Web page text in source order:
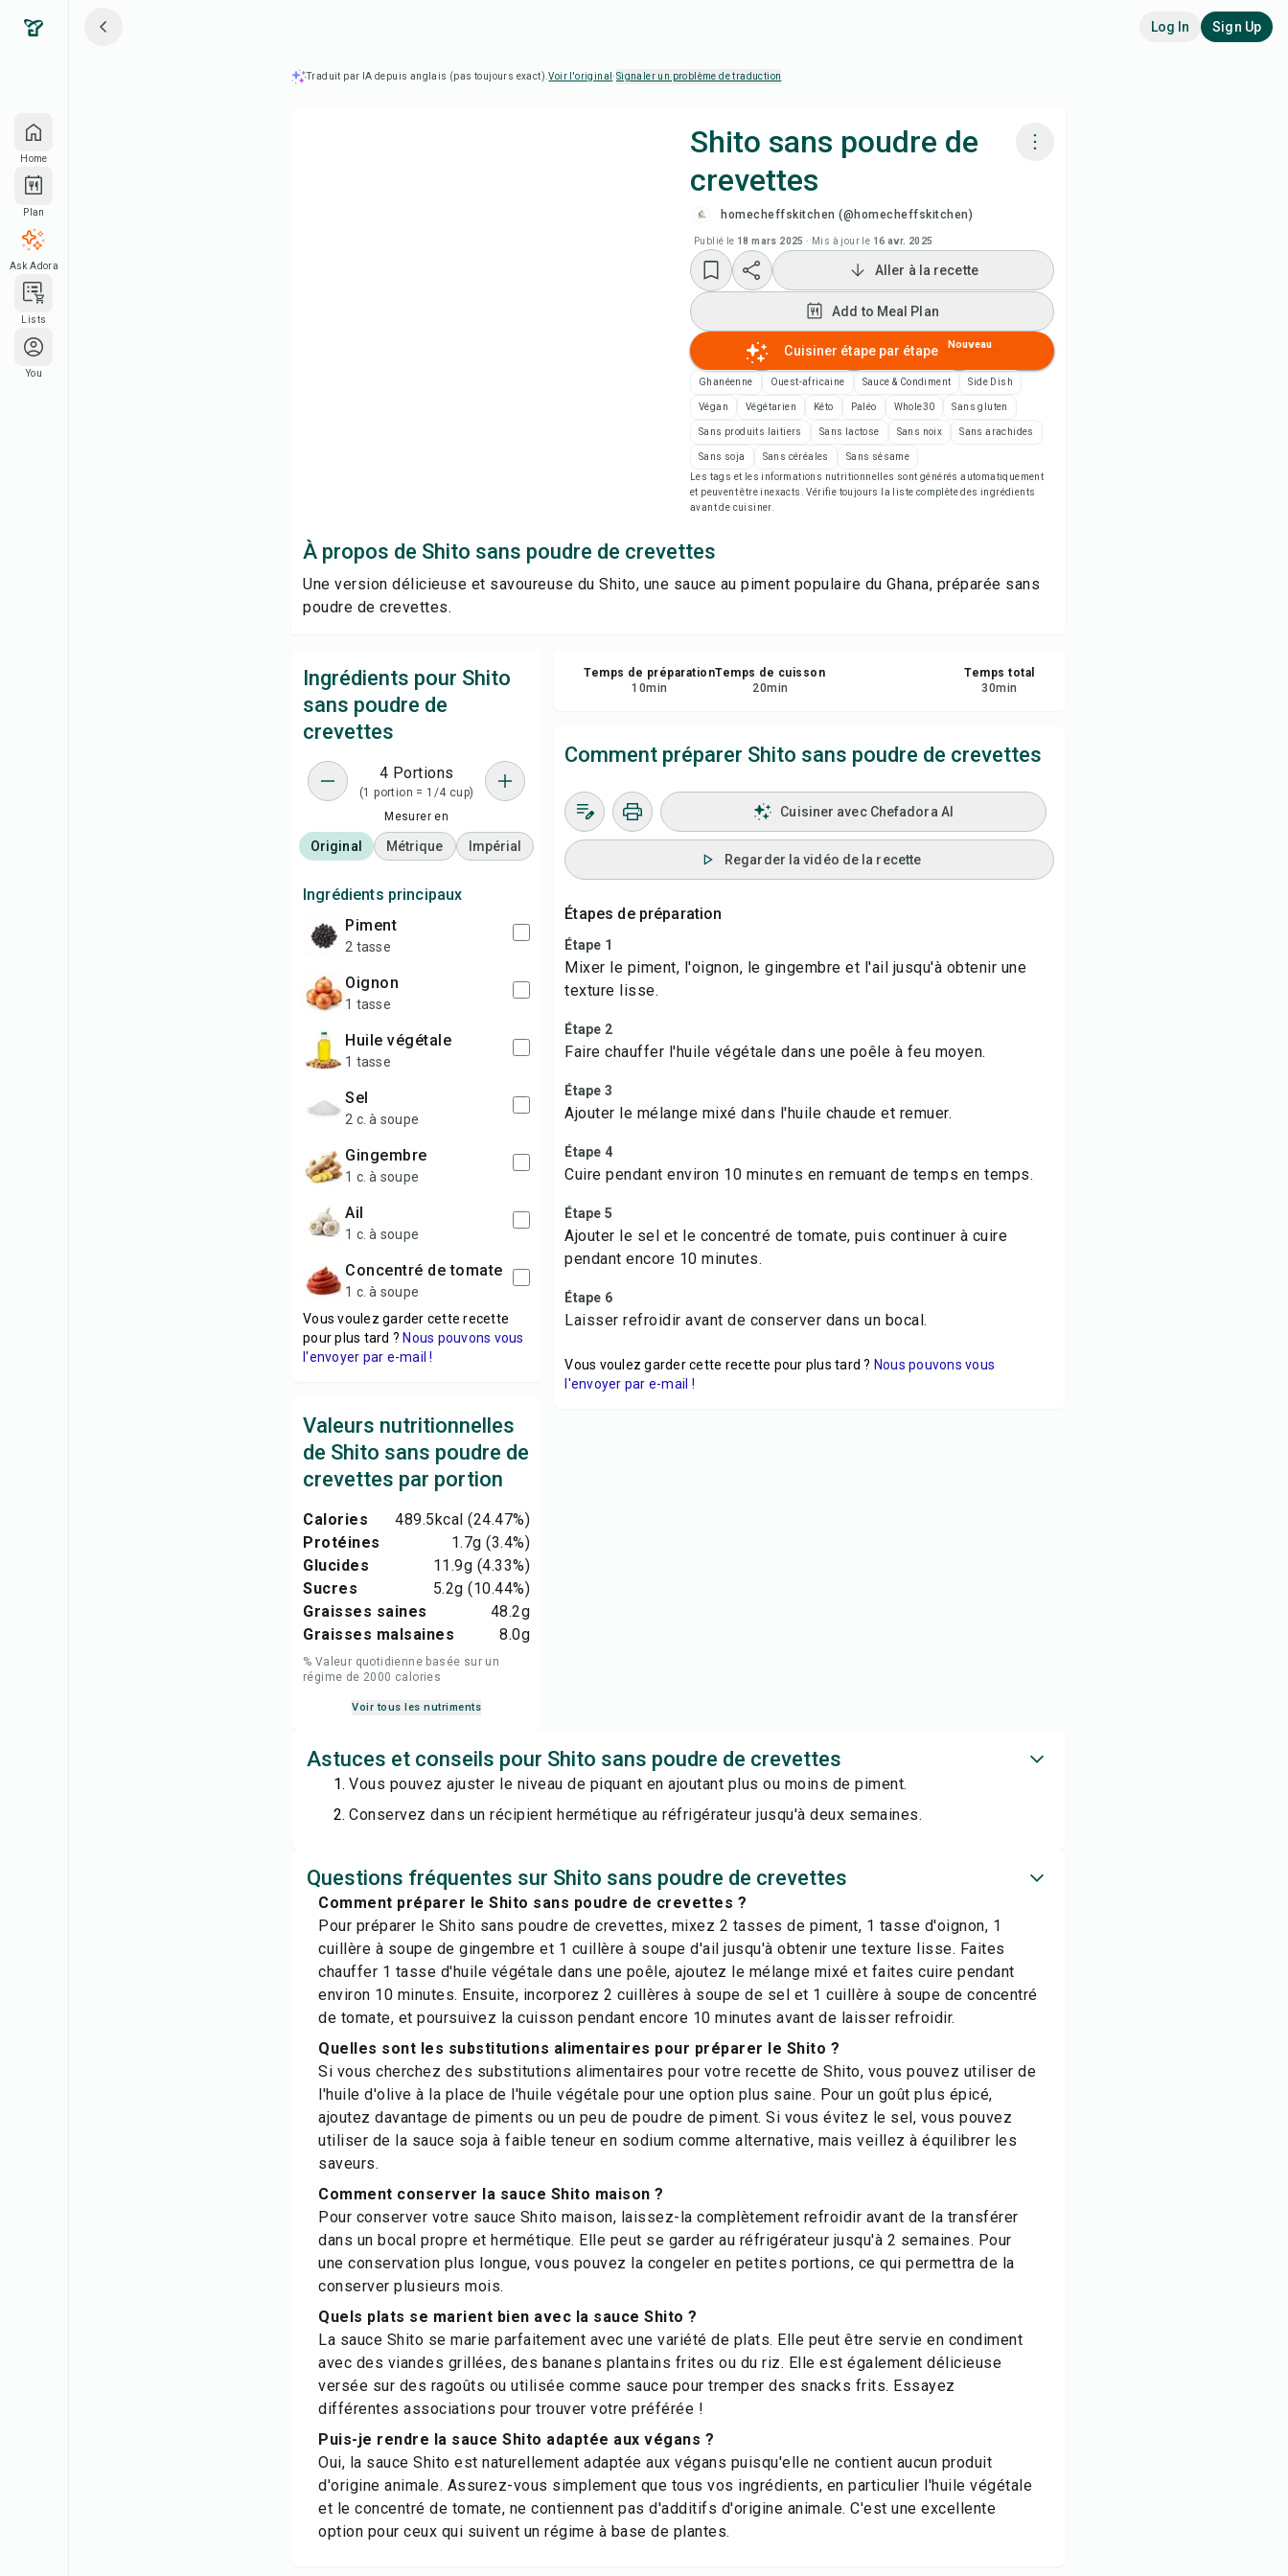
Home
Plan
Ask Adora
Lists
You
Log In Sign Up
Traduit par IA depuis anglais (pas toujours exact).Voir l'original ·Signaler un problème de traduction
Shito sans poudre de
crevettes
homecheffskitchen (@homecheffskitchen)
Publié le 18 mars 2025 · Mis à jour le 16 avr. 2025
Regarder la vidéo de la recette
Add to Meal Plan
Add to Shopping List
Enregistrer
Aller à la recette
Add to Meal Plan
Cuisiner étape par étape Nouveau
Ghanéenne Ouest-africaine Sauce & Condiment Side Dish
Végan Végétarien Kéto Paléo Whole30 Sans gluten
Sans produits laitiers Sans lactose Sans noix Sans arachides
Sans soja Sans céréales
Sans sésame
Les tags et les informations nutritionnelles sont générés automatiquement
et peuvent être inexacts. Vérifie toujours la liste complète des ingrédients
avant de cuisiner.
À propos de Shito sans poudre de crevettes
Une version délicieuse et savoureuse du Shito, une sauce au piment populaire du Ghana, préparée sans
poudre de crevettes.
Ingrédients pour Shito
sans poudre de
crevettes
4 Portions
(1 portion = 1/4 cup)
Mesurer en
Original Métrique Impérial
Ingrédients principaux
piment
2 tasse
oignon
1 tasse
huile végétale
1 tasse
sel
2 c. à soupe
gingembre
1 c. à soupe
ail
1 c. à soupe
concentré de tomate
1 c. à soupe
Vous voulez garder cette recette
pour plus tard ? Nous pouvons vous
l'envoyer par e-mail !
Valeurs nutritionnelles
de Shito sans poudre de
crevettes par portion
Calories 489.5kcal (24.47%)
Protéines
1.7g (3.4%)
Glucides
11.9g (4.33%)
Sucres
5.2g (10.44%)
Graisses saines
48.2g
Graisses malsaines
8.0g
% Valeur quotidienne basée sur un
régime de 2000 calories
Voir tous les nutriments
Temps de préparation
10min
Temps de cuisson
20min
Temps total
30min
Comment préparer Shito sans poudre de crevettes
Cuisiner avec Chefadora AI
Regarder la vidéo de la recette
Étapes de préparation
Étape 1
Mixer le piment, l'oignon, le gingembre et l'ail jusqu'à obtenir une
texture lisse.
Étape 2
Faire chauffer l'huile végétale dans une poêle à feu moyen.
Étape 3
Ajouter le mélange mixé dans l'huile chaude et remuer.
Étape 4
Cuire pendant environ 10 minutes en remuant de temps en temps.
Étape 5
Ajouter le sel et le concentré de tomate, puis continuer à cuire
pendant encore 10 minutes.
Étape 6
Laisser refroidir avant de conserver dans un bocal.
Vous voulez garder cette recette pour plus tard ? Nous pouvons vous
l'envoyer par e-mail !
Astuces et conseils pour Shito sans poudre de crevettes
Vous pouvez ajuster le niveau de piquant en ajoutant plus ou moins de piment.
Conservez dans un récipient hermétique au réfrigérateur jusqu'à deux semaines.
Questions fréquentes sur Shito sans poudre de crevettes
Comment préparer le Shito sans poudre de crevettes ?
Pour préparer le Shito sans poudre de crevettes, mixez 2 tasses de piment, 1 tasse d'oignon, 1
cuillère à soupe de gingembre et 1 cuillère à soupe d'ail jusqu'à obtenir une texture lisse. Faites
chauffer 1 tasse d'huile végétale dans une poêle, ajoutez le mélange mixé et faites cuire pendant
environ 10 minutes. Ensuite, incorporez 2 cuillères à soupe de sel et 1 cuillère à soupe de concentré
de tomate, et poursuivez la cuisson pendant encore 10 minutes avant de laisser refroidir.
Quelles sont les substitutions alimentaires pour préparer le Shito ?
Si vous cherchez des substitutions alimentaires pour votre recette de Shito, vous pouvez utiliser de
l'huile d'olive à la place de l'huile végétale pour une option plus saine. Pour un goût plus épicé,
ajoutez davantage de piments ou un peu de poudre de piment. Si vous évitez le sel, vous pouvez
utiliser de la sauce soja à faible teneur en sodium comme alternative, mais veillez à équilibrer les
saveurs.
Comment conserver la sauce Shito maison ?
Pour conserver votre sauce Shito maison, laissez-la complètement refroidir avant de la transférer
dans un bocal propre et hermétique. Elle peut se garder au réfrigérateur jusqu'à 2 semaines. Pour
une conservation plus longue, vous pouvez la congeler en petites portions, ce qui permettra de la
conserver plusieurs mois.
Quels plats se marient bien avec la sauce Shito ?
La sauce Shito se marie parfaitement avec une variété de plats. Elle peut être servie en condiment
avec des viandes grillées, des bananes plantains frites ou du riz. Elle est également délicieuse
versée sur des ragoûts ou utilisée comme sauce pour tremper des snacks frits. Essayez
différentes associations pour trouver votre préférée !
Puis-je rendre la sauce Shito adaptée aux végans ?
Oui, la sauce Shito est naturellement adaptée aux végans puisqu'elle ne contient aucun produit
d'origine animale. Assurez-vous simplement que tous vos ingrédients, en particulier l'huile végétale
et le concentré de tomate, ne contiennent pas d'additifs d'origine animale. C'est une excellente
option pour ceux qui suivent un régime à base de plantes.